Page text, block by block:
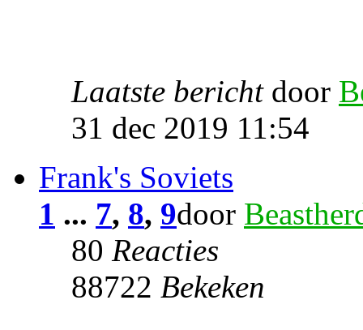
Laatste bericht door
31 dec 2019 11:54
Frank's Soviets
1 ... 7, 8, 9door
80 Reacties
88722 Bekeken